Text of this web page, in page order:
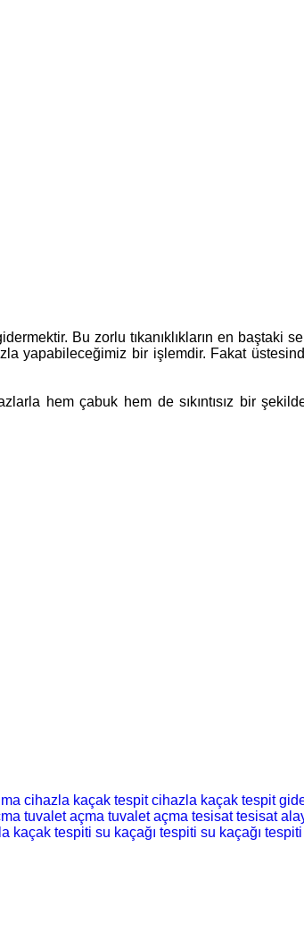
Bu zorlu tıkanıklıkların en baştaki
yapabileceğimiz bir işlemdir. Fakat
hem çabuk hem de sıkıntısız bir
cihazla kaçak tespit cihazla kaçak tespit
tuvalet açma tuvalet açma tesisat tesisat
kaçak tespiti su kaçağı tespiti su kaçağı tespiti